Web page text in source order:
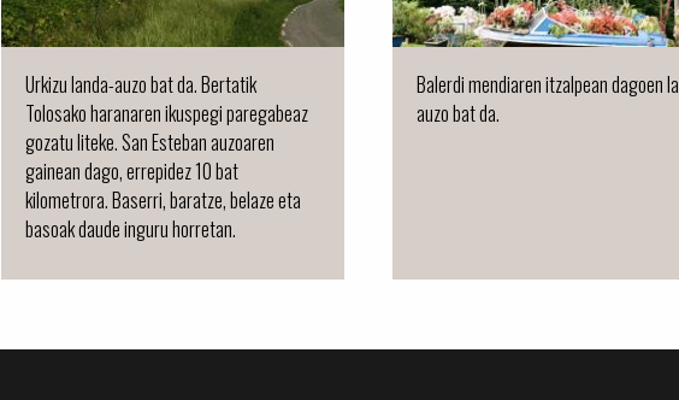
Urkizu landa-auzo bat da. Bertatik
Tolosako haranaren ikuspegi paregabeaz
gozatu liteke. San Esteban auzoaren
gainean dago, errepidez 10 bat
kilometrora. Baserri, baratze, belaze eta
basoak daude inguru horretan.
Balerdi mendiaren itzalpean dagoen
auzo bat da.